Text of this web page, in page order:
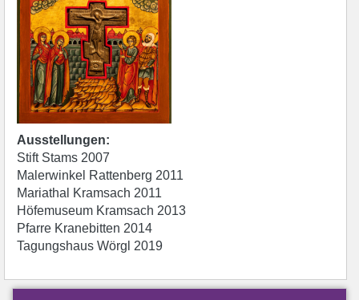
Ausstellungen:
Stift Stams 2007
Malerwinkel Rattenberg 2011
Mariathal Kramsach 2011
Höfemuseum Kramsach 2013
Pfarre Kranebitten 2014
Tagungshaus Wörgl 2019